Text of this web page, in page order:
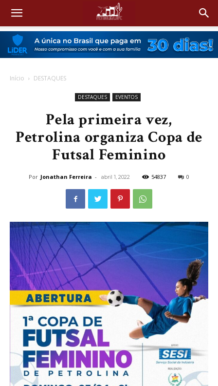
Início DESTAQUES
DESTAQUES EVENTOS
Pela primeira vez,
Petrolina organiza Copa de
Futsal Feminino
Por Jonathan Ferreira - abril 1, 2022 54837 0